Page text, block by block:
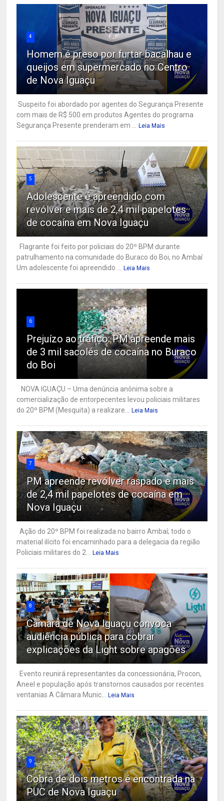
4
Homem é preso por furtar bacalhau e
queijos em supermercado no Centro
de Nova Iguaçu
Suspeito foi abordado por agentes do Segurança Presente
com mais de R$ 500 em produtos Agentes do programa
Segurança Presente prenderam em ...
Leia Mais
5
Adolescente é apreendido com
revólver e mais de 2,4 mil papelotes
de cocaína em Nova Iguaçu
Flagrante foi feito por policiais do 20º BPM durante
patrulhamento na comunidade do Buraco do Boi, no Ambaí
Um adolescente foi apreendido ...
Leia Mais
6
Prejuízo ao tráfico: PM apreende mais
de 3 mil sacolés de cocaína no Buraco
do Boi
NOVA IGUAÇU – Uma denúncia anônima sobre a
comercialização de entorpecentes levou policiais militares
do 20º BPM (Mesquita) a realizare...
Leia Mais
7
PM apreende revólver raspado e mais
de 2,4 mil papelotes de cocaína em
Nova Iguaçu
Ação do 20º BPM foi realizada no bairro Ambaí; todo o
material ilícito foi encaminhado para a delegacia da região
Policiais militares do 2...
Leia Mais
8
Câmara de Nova Iguaçu convoca
audiência pública para cobrar
explicações da Light sobre apagões
Evento reunirá representantes da concessionária, Procon,
Aneel e população após transtornos causados por recentes
ventanias A Câmara Munic...
Leia Mais
9
Cobra de dois metros é encontrada na
PUC de Nova Iguaçu